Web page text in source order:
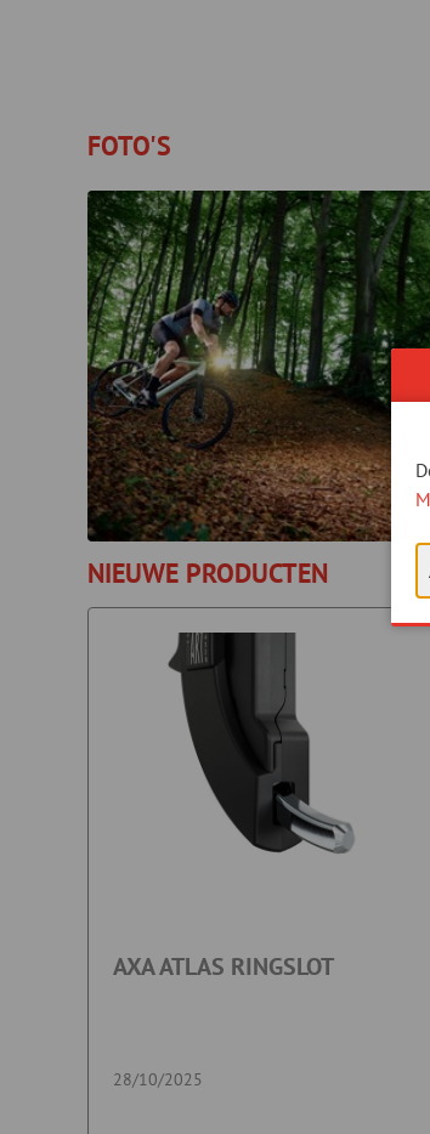
FOTO'S
NIEUWE PRODUCTEN
AXA ATLAS RINGSLOT
28/10/2025